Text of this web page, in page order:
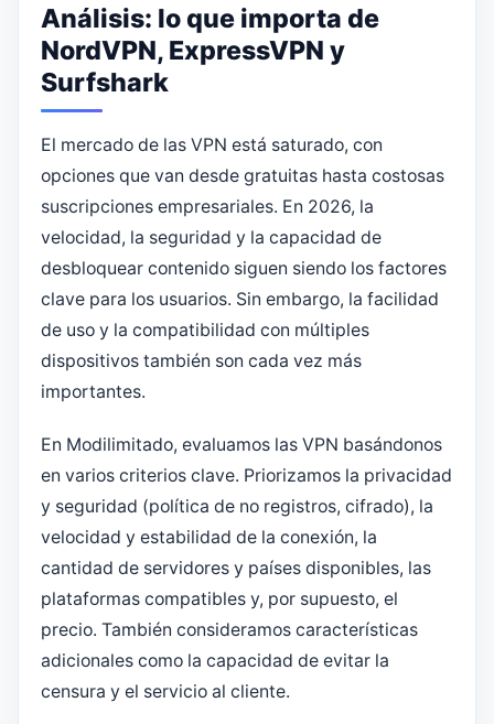
Análisis: lo que importa de
NordVPN, ExpressVPN y
Surfshark
El mercado de las VPN está saturado, con
opciones que van desde gratuitas hasta costosas
suscripciones empresariales. En 2026, la
velocidad, la seguridad y la capacidad de
desbloquear contenido siguen siendo los factores
clave para los usuarios. Sin embargo, la facilidad
de uso y la compatibilidad con múltiples
dispositivos también son cada vez más
importantes.
En Modilimitado, evaluamos las VPN basándonos
en varios criterios clave. Priorizamos la privacidad
y seguridad (política de no registros, cifrado), la
velocidad y estabilidad de la conexión, la
cantidad de servidores y países disponibles, las
plataformas compatibles y, por supuesto, el
precio. También consideramos características
adicionales como la capacidad de evitar la
censura y el servicio al cliente.